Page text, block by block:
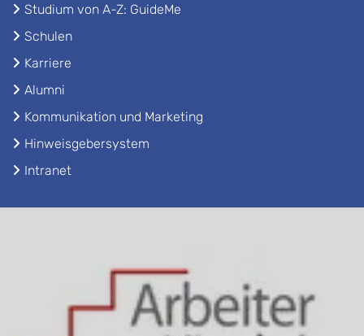
Studium von A-Z: GuideMe
Schulen
Karriere
Alumni
Kommunikation und Marketing
Hinweisgebersystem
Intranet